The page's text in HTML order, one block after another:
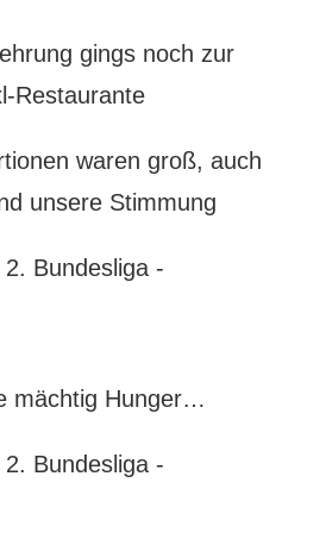
gings noch zur
Restaurante
waren groß, auch
unsere Stimmung
mächtig Hunger…